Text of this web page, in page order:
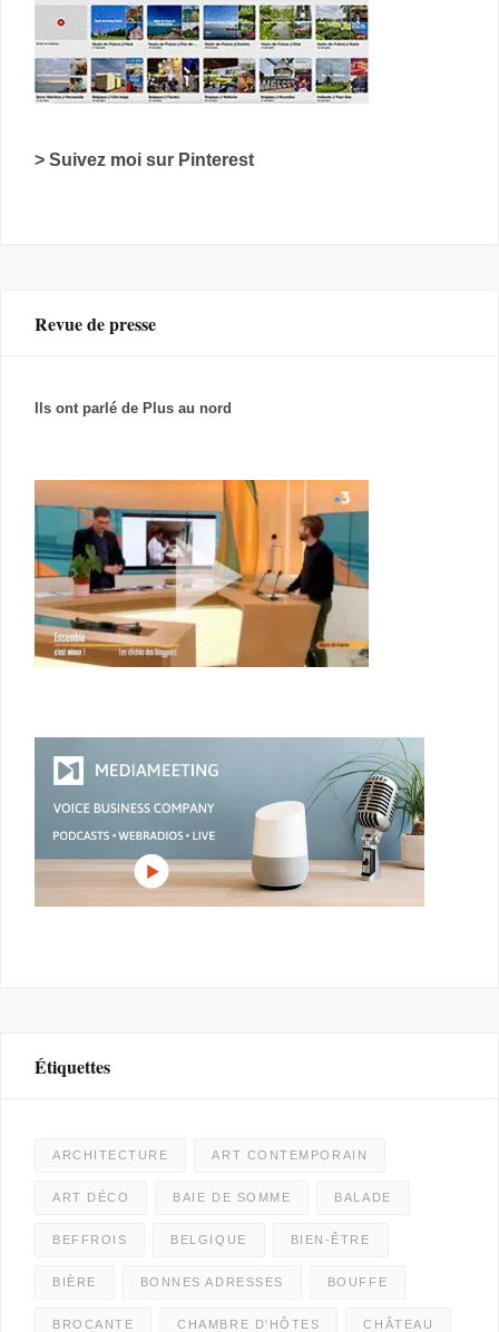
> Suivez moi sur Pinterest
Revue de presse
Ils ont parlé de Plus au nord
Étiquettes
ARCHITECTURE ART CONTEMPORAIN
ART DÉCO BAIE DE SOMME BALADE
BEFFROIS BELGIQUE BIEN-ÊTRE
BIÈRE BONNES ADRESSES BOUFFE
BROCANTE CHAMBRE D'HÔTES CHÂTEAU